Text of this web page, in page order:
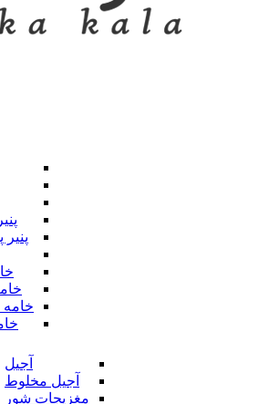
خامه
آجیل
آجیل مخلوط
مغزیجات شور